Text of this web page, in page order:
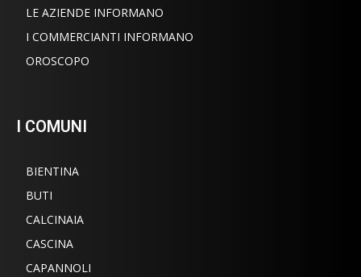
LE AZIENDE INFORMANO
I COMMERCIANTI INFORMANO
OROSCOPO
I COMUNI
BIENTINA
BUTI
CALCINAIA
CASCINA
CAPANNOLI